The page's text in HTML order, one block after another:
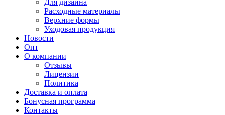
Для дизайна
Расходные материалы
Верхние формы
Уходовая продукция
Новости
Опт
О компании
Отзывы
Лицензии
Политика
Доставка и оплата
Бонусная программа
Контакты